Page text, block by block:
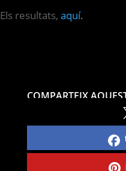
Els resultats, aquí.
COMPARTEIX